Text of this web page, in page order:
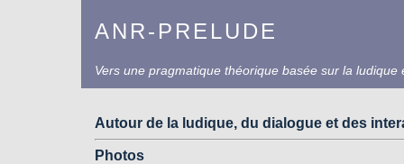
ANR-PRELUDE
Vers une pragmatique théorique basée sur la ludique
Autour de la ludique, du dialogue et des
Photos